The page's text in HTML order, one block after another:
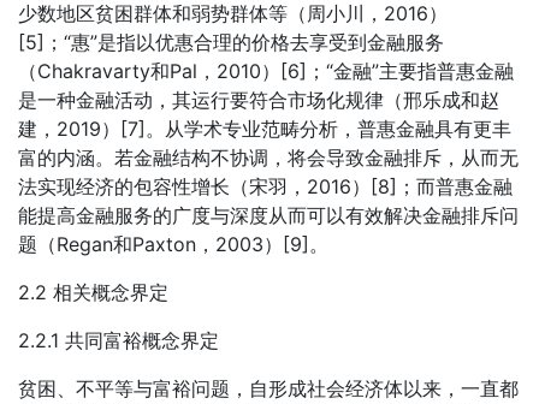
少数地区贫困群体和弱势群体等（周小川，2016）
[5]；“惠”是指以优惠合理的价格去享受到金融服务
（Chakravarty和Pal，2010）[6]；“金融”主要指普惠金融
是一种金融活动，其运行要符合市场化规律（邢乐成和赵
建，2019）[7]。从学术专业范畴分析，普惠金融具有更丰
富的内涵。若金融结构不协调，将会导致金融排斥，从而无
法实现经济的包容性增长（宋羽，2016）[8]；而普惠金融
能提高金融服务的广度与深度从而可以有效解决金融排斥问
题（Regan和Paxton，2003）[9]。
2.2 相关概念界定
2.2.1 共同富裕概念界定
贫困、不平等与富裕问题，自形成社会经济体以来，一直都